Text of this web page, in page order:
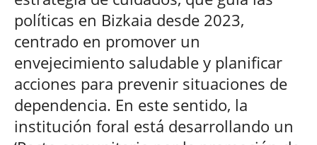
políticas en Bizkaia desde 2023,
centrado en promover un
envejecimiento saludable y planificar
acciones para prevenir situaciones de
dependencia. En este sentido, la
institución foral está desarrollando un